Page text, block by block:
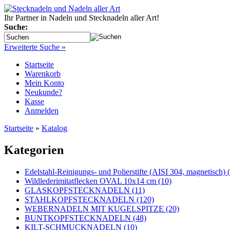
Ihr Partner in Nadeln und Stecknadeln aller Art!
Suche:
Erweiterte Suche »
Startseite
Warenkorb
Mein Konto
Neukunde?
Kasse
Anmelden
Startseite » Katalog
Kategorien
Edelstahl-Reinigungs- und Polierstifte (AISI 304, magnetisch)
Wildlederimitatflecken OVAL 10x14 cm (10)
GLASKOPFSTECKNADELN (11)
STAHLKOPFSTECKNADELN (120)
WEBERNADELN MIT KUGELSPITZE (20)
BUNTKOPFSTECKNADELN (48)
KILT-SCHMUCKNADELN (10)